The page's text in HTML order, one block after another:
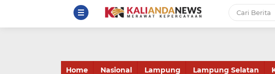
Home Nasional Lampung Lampung Selatan